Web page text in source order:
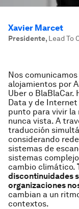
Xavier Marcet
Presidente, Lead To
Nos
alojamientos por
Uber o BlaBlaCar.
Data y de
punto para vivir la
nunca vista. A
traducción
considerando
sistemas de
sistemas
cambio climático.
discontinuidades
organizaciones
cambian a un
contextos.